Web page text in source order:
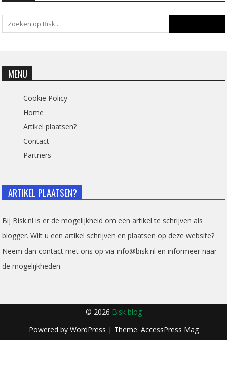
MENU
Cookie Policy
Home
Artikel plaatsen?
Contact
Partners
ARTIKEL PLAATSEN?
Bij Bisk.nl is er de mogelijkheid om een artikel te schrijven als
blogger. Wilt u een artikel schrijven en plaatsen op deze website?
Neem dan contact met ons op via info@bisk.nl en informeer naar
de mogelijkheden.
© 2026 Bisk blog
Powered by WordPress | Theme: AccessPress Mag